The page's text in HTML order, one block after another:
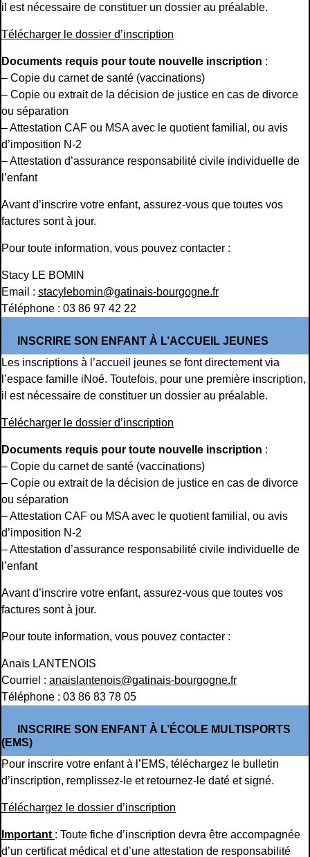
il est nécessaire de constituer un dossier au préalable.
Télécharger le dossier d’inscription
Documents requis pour toute nouvelle inscription :
– Copie du carnet de santé (vaccinations)
– Copie ou extrait de la décision de justice en cas de divorce
ou séparation
– Attestation CAF ou MSA avec le quotient familial, ou avis
d’imposition N-2
– Attestation d’assurance responsabilité civile individuelle de
l’enfant
Avant d’inscrire votre enfant, assurez-vous que toutes vos
factures sont à jour.
Pour toute information, vous pouvez contacter :
Stacy LE BOMIN
Email : stacylebomin@gatinais-bourgogne.fr
Téléphone : 03 86 97 42 22
INSCRIRE SON ENFANT À L’ACCUEIL JEUNES
Les inscriptions à l’accueil jeunes se font directement via
l’espace famille iNoé. Toutefois, pour une première inscription,
il est nécessaire de constituer un dossier au préalable.
Télécharger le dossier d’inscription
Documents requis pour toute nouvelle inscription :
– Copie du carnet de santé (vaccinations)
– Copie ou extrait de la décision de justice en cas de divorce
ou séparation
– Attestation CAF ou MSA avec le quotient familial, ou avis
d’imposition N-2
– Attestation d’assurance responsabilité civile individuelle de
l’enfant
Avant d’inscrire votre enfant, assurez-vous que toutes vos
factures sont à jour.
Pour toute information, vous pouvez contacter :
Anaïs LANTENOIS
Courriel : anaislantenois@gatinais-bourgogne.fr
Téléphone : 03 86 83 78 05
INSCRIRE SON ENFANT À L’ÉCOLE MULTISPORTS
(EMS)
Pour inscrire votre enfant à l’EMS, téléchargez le bulletin
d’inscription, remplissez-le et retournez-le daté et signé.
Téléchargez le dossier d’inscription
Important : Toute fiche d’inscription devra être accompagnée
d’un certificat médical et d’une attestation de responsabilité